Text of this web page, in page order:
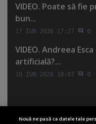
VIDEO. Poate să fie
bun...
17 IUN 2026 17:27 0
VIDEO. Andreea
artificială?...
10 IUN 2026 18:07 0
Nouă ne pasă ca datele tale